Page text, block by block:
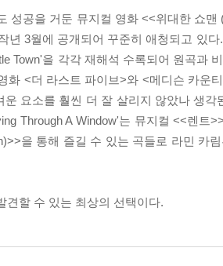
공을 거둔 뮤지컬 영화 <<위대한 쇼맨
3월에 공개되어 꾸준히 애청되고 있
Town'을 각각 재해석 수록되어 원곡과
화 <더 라스트 파이브>와 <메디슨 카운
요소를 훨씬 더 잘 살리지 않았나 생각
Through A Window'는 뮤지컬 <<렌트
을 통해 즐길 수 있는 곡들로 라민 카
견할 수 있는 최상의 선택이다.